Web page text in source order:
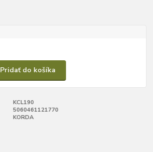
Pridať do košíka
KCL190
5060461121770
KORDA